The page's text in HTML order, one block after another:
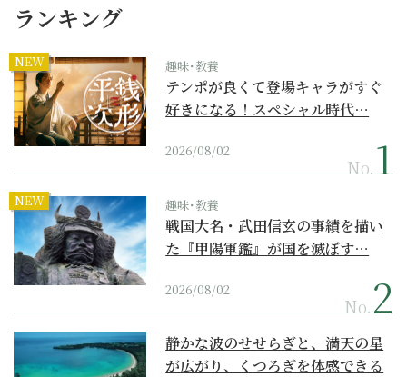
ランキング
NEW 趣味･教養
テンポが良くて登場キャラがすぐ
好きになる！スペシャル時代…
2026/08/02
No.
NEW 趣味･教養
戦国大名・武田信玄の事績を描い
た『甲陽軍鑑』が国を滅ぼす…
2026/08/02
No.
静かな波のせせらぎと、満天の星
が広がり、くつろぎを体感できる